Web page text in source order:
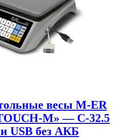
весы M-ER
M» — C-32.5
USB без АКБ